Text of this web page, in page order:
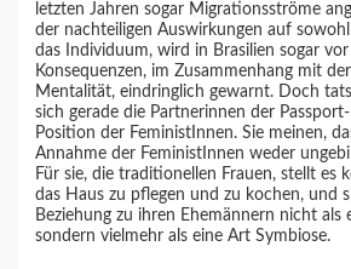
letzten Jahren sogar Migrationsströme
der nachteiligen Auswirkungen auf
das Individuum, wird in Brasilien sogar
Konsequenzen, im Zusammenhang mit
Mentalität, eindringlich gewarnt. Doch
sich gerade die Partnerinnen der
Position der FeministInnen. Sie meinen,
Annahme der FeministInnen weder
Für sie, die traditionellen Frauen, stellt es
das Haus zu pflegen und zu kochen, und
Beziehung zu ihren Ehemännern nicht als
sondern vielmehr als eine Art Symbiose.